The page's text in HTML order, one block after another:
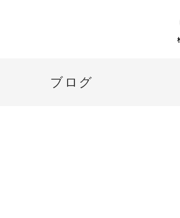
ブログ